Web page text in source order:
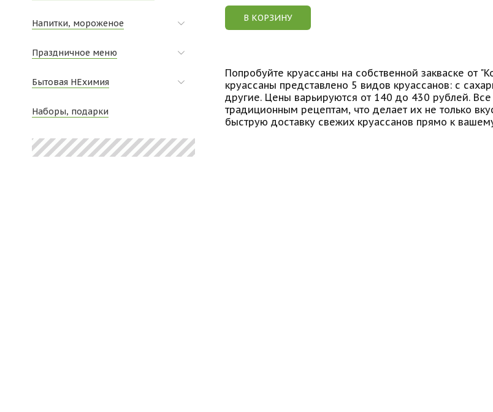
Напитки, мороженое
Праздничное меню
Бытовая НЕхимия
Наборы, подарки
В КОРЗИНУ
Попробуйте круассаны на собственной закваске от
круассаны представлено 5 видов круассанов: с
другие. Цены варьируются от 140 до 430 рублей. Все
традиционным рецептам, что делает их не только
быструю доставку свежих круассанов прямо к